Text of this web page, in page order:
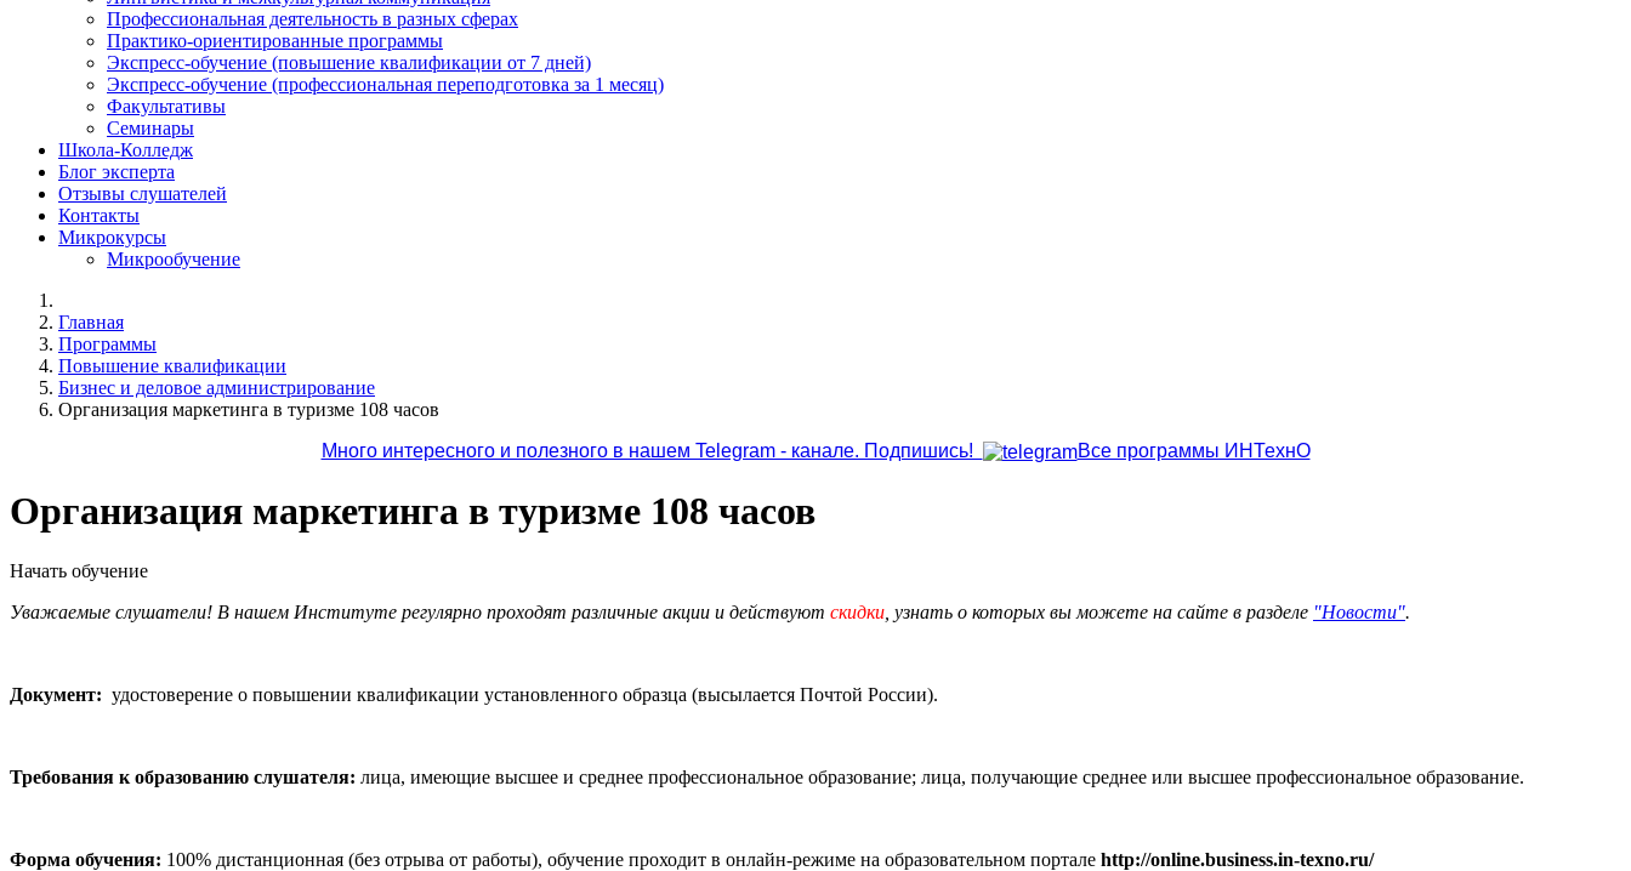
Профессиональная деятельность в разных сферах
Практико-ориентированные программы
Экспресс-обучение (повышение квалификации от 7 дней)
Экспресс-обучение (профессиональная переподготовка за 1 месяц)
Факультативы
Семинары
Школа-Колледж
Блог эксперта
Отзывы слушателей
Контакты
Микрокурсы
Микрообучение
Главная
Программы
Повышение квалификации
Бизнес и деловое администрирование
Организация маркетинга в туризме 108 часов
Много интересного и полезного в нашем Telegram - канале. Подпишись!
Все программы ИНТехнО
Организация маркетинга в туризме 108 часов
Начать обучение
Уважаемые слушатели! В нашем Институте регулярно проходят различные акции и действуют скидки , узнать о которых вы можете на сайте в разделе "Новости".
Документ: удостоверение о повышении квалификации установленного образца (высылается Почтой России).
Требования к образованию слушателя: лица, имеющие высшее и среднее профессиональное образование; лица, получающие среднее или высшее профессиональное образование.
Форма обучения: 100% дистанционная (без отрыва от работы), обучение проходит в онлайн-режиме на образовательном портале http://online.business.in-texno.ru/